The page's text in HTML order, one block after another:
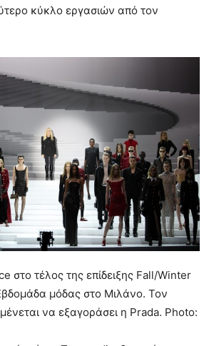
κύκλο εργασιών από τον
στο τέλος της επίδειξης Fall/Winter
μόδας στο Μιλάνο. Τον
να εξαγοράσει η Prada. Photo: